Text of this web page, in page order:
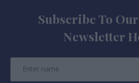
Subscribe To
Newsletter